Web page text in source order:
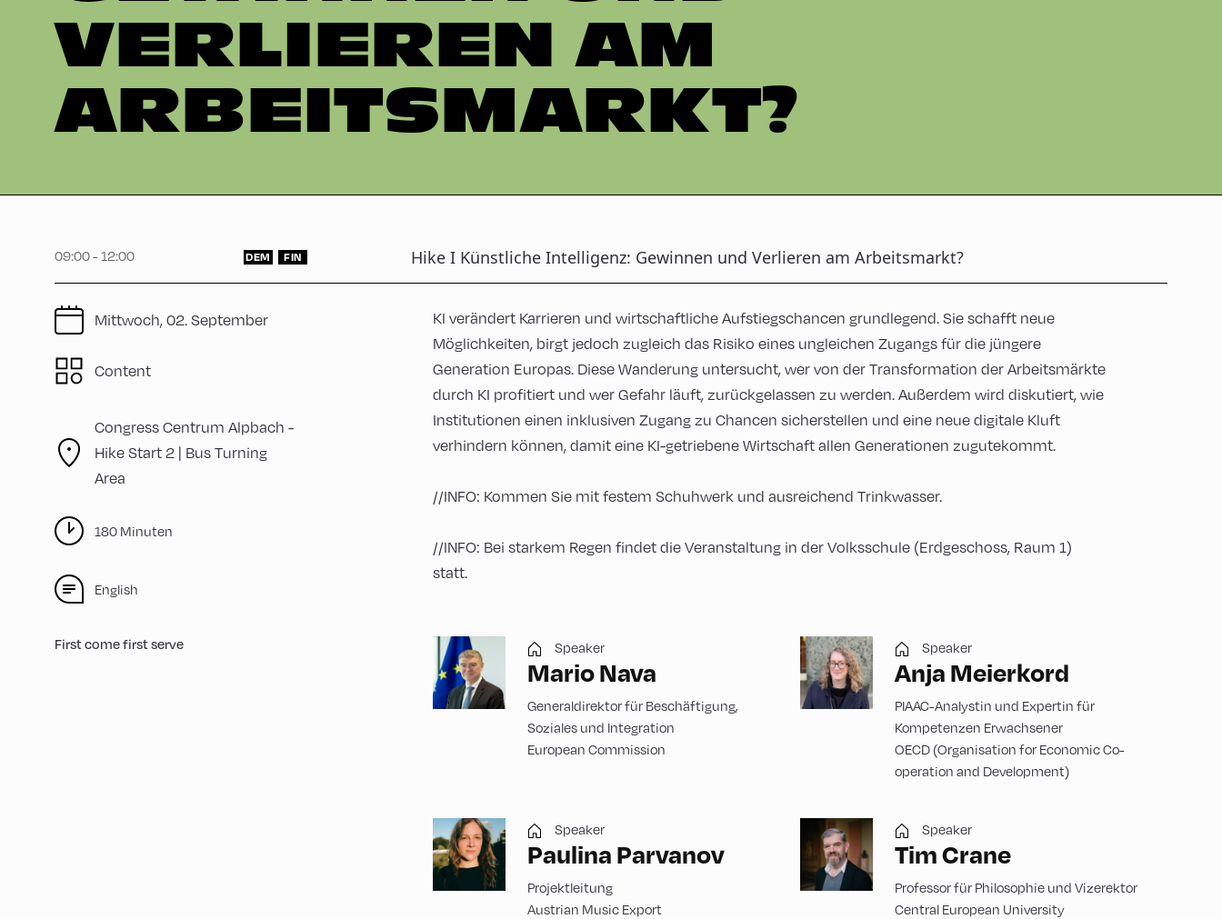
VERLIEREN AM
ARBEITSMARKT?
09:00 - 12:00 DEM FIN Hike I Künstliche Intelligenz: Gewinnen und Verlieren am Arbeitsmarkt?
Mittwoch, 02. September
Content
Congress Centrum Alpbach -
Hike Start 2 | Bus Turning
Area
180 Minuten
English
First come first serve
KI verändert Karrieren und wirtschaftliche Aufstiegschancen grundlegend. Sie schafft neue
Möglichkeiten, birgt jedoch zugleich das Risiko eines ungleichen Zugangs für die jüngere
Generation Europas. Diese Wanderung untersucht, wer von der Transformation der Arbeitsmärkte
durch KI profitiert und wer Gefahr läuft, zurückgelassen zu werden. Außerdem wird diskutiert, wie
Institutionen einen inklusiven Zugang zu Chancen sicherstellen und eine neue digitale Kluft
verhindern können, damit eine KI-getriebene Wirtschaft allen Generationen zugutekommt.
//INFO: Kommen Sie mit festem Schuhwerk und ausreichend Trinkwasser.
//INFO: Bei starkem Regen findet die Veranstaltung in der Volksschule (Erdgeschoss, Raum 1)
statt.
Speaker
Mario Nava
Generaldirektor für Beschäftigung,
Soziales und Integration
European Commission
Speaker
Anja Meierkord
PIAAC-Analystin und Expertin für
Kompetenzen Erwachsener
OECD (Organisation for Economic Co-
operation and Development)
Speaker
Paulina Parvanov
Projektleitung
Austrian Music Export
Speaker
Tim Crane
Professor für Philosophie und Vizerektor
Central European University